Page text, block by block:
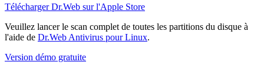
Télécharger Dr.Web sur l'Apple Store
Veuillez lancer le scan complet de toutes les partitions du disque à
l'aide de Dr.Web Antivirus pour Linux.
Version démo gratuite